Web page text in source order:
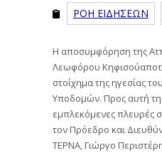
ΡΟΗ ΕΙΔΗΣΕΩΝ
Η αποσυμφόρηση της
Λεωφόρου
στοίχημα της ηγεσίας
Υποδομών. Προς αυτή
εμπλεκόμενες πλευρές
τον Πρόεδρο και
ΤΕΡΝΑ, Γιώργο